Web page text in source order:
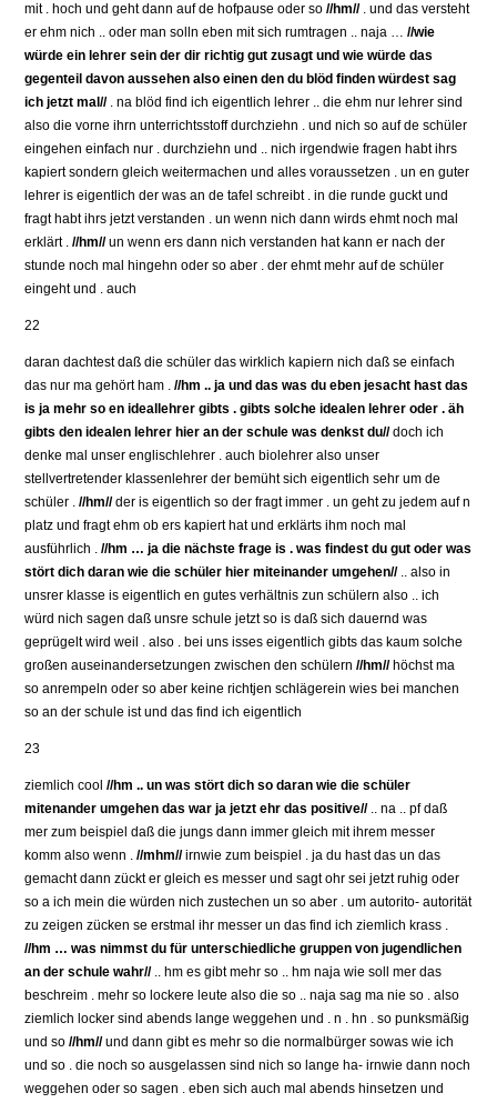
mit . hoch und geht dann auf de hofpause oder so//hm//. und das versteht
er ehm nich .. oder man solln eben mit sich rumtragen .. naja …//wie
würde ein lehrer sein der dir richtig gut zusagt und wie würde das
gegenteil davon aussehen also einen den du blöd finden würdest sag
ich jetzt mal//. na blöd find ich eigentlich lehrer .. die ehm nur lehrer sind
also die vorne ihrn unterrichtsstoff durchziehn . und nich so auf de schüler
eingehen einfach nur . durchziehn und .. nich irgendwie fragen habt ihrs
kapiert sondern gleich weitermachen und alles voraussetzen . un en guter
lehrer is eigentlich der was an de tafel schreibt . in die runde guckt und
fragt habt ihrs jetzt verstanden . un wenn nich dann wirds ehmt noch mal
erklärt .//hm//un wenn ers dann nich verstanden hat kann er nach der
stunde noch mal hingehn oder so aber . der ehmt mehr auf de schüler
eingeht und . auch
22
daran dachtest daß die schüler das wirklich kapiern nich daß se einfach
das nur ma gehört ham .//hm .. ja und das was du eben jesacht hast das
is ja mehr so en ideallehrer gibts . gibts solche idealen lehrer oder . äh
gibts den idealen lehrer hier an der schule was denkst du//doch ich
denke mal unser englischlehrer . auch biolehrer also unser
stellvertretender klassenlehrer der bemüht sich eigentlich sehr um de
schüler .//hm//der is eigentlich so der fragt immer . un geht zu jedem auf n
platz und fragt ehm ob ers kapiert hat und erklärts ihm noch mal
ausführlich .//hm … ja die nächste frage is . was findest du gut oder was
stört dich daran wie die schüler hier miteinander umgehen//.. also in
unsrer klasse is eigentlich en gutes verhältnis zun schülern also .. ich
würd nich sagen daß unsre schule jetzt so is daß sich dauernd was
geprügelt wird weil . also . bei uns isses eigentlich gibts das kaum solche
großen auseinandersetzungen zwischen den schülern//hm//höchst ma
so anrempeln oder so aber keine richtjen schlägerein wies bei manchen
so an der schule ist und das find ich eigentlich
23
ziemlich cool//hm .. un was stört dich so daran wie die schüler
mitenander umgehen das war ja jetzt ehr das positive//.. na .. pf daß
mer zum beispiel daß die jungs dann immer gleich mit ihrem messer
komm also wenn . //mhm//irnwie zum beispiel . ja du hast das un das
gemacht dann zückt er gleich es messer und sagt ohr sei jetzt ruhig oder
so a ich mein die würden nich zustechen un so aber . um autorito- autorität
zu zeigen zücken se erstmal ihr messer un das find ich ziemlich krass .
//hm … was nimmst du für unterschiedliche gruppen von jugendlichen
an der schule wahr//.. hm es gibt mehr so .. hm naja wie soll mer das
beschreim . mehr so lockere leute also die so .. naja sag ma nie so . also
ziemlich locker sind abends lange weggehen und . n . hn . so punksmäßig
und so//hm//und dann gibt es mehr so die normalbürger sowas wie ich
und so . die noch so ausgelassen sind nich so lange ha- irnwie dann noch
weggehen oder so sagen . eben sich auch mal abends hinsetzen und